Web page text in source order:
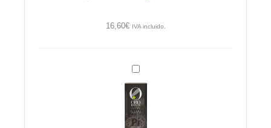
16,60€ IVA incluido.
Oro
Bailén.
Picual.
Lata
de